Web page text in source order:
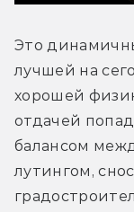
Это
лучшей на
хорошей
отдачей
балансом
лутингом,